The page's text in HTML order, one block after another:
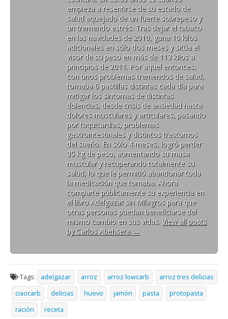
empieza a resentirse de su estado de
salud aquejado de un fuerte sobrepeso y
un tremendo estrés. Tras dejar el tabaco
en las navidades de 2010, gana 10 kilos
adicionales en sólo dos meses y sitúa el
visor de su peso en más de 113 kilos a
principios de 2011. Por aquel entonces,
con unos problemas tremendos de salud,
tomaba 6 pastillas distintas cada día para
mitigar los síntomas de distintas
dolencias, desde crisis de ansiedad hasta
dolores musculares y articulares, pasando
por taquicardias, problemas
gastrointestinales y distintos trastornos
del sueño. En sólo 4 meses, logró perder
35 kg de peso, aumentando su masa
muscular y recuperando totalmente su
salud, lo que le permitió abandonar toda
la medicación que tomaba. Ahora
comparte públicamente su experiencia en
el libro Adelgazar sin Milagros para que
otras personas puedan beneficiarse del
mismo cambio en sus vidas. View all posts
by Carlos Abehsera →
Tags: adelgazar arroz arroz lowcarb
arroz tres delicias
ciaocarb
delicias huevo jamón pasta
protopasta
ración
receta